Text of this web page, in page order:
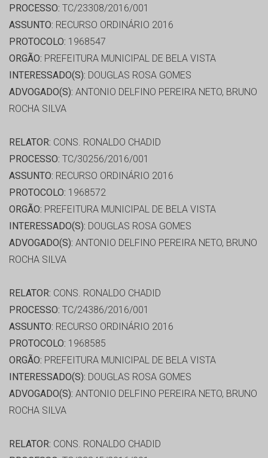
PROCESSO: TC/23308/2016/001
ASSUNTO: RECURSO ORDINÁRIO 2016
PROTOCOLO: 1968547
ORGÃO: PREFEITURA MUNICIPAL DE BELA VISTA
INTERESSADO(S): DOUGLAS ROSA GOMES
ADVOGADO(S): ANTONIO DELFINO PEREIRA NETO, BRUNO
ROCHA SILVA
RELATOR: CONS. RONALDO CHADID
PROCESSO: TC/30256/2016/001
ASSUNTO: RECURSO ORDINÁRIO 2016
PROTOCOLO: 1968572
ORGÃO: PREFEITURA MUNICIPAL DE BELA VISTA
INTERESSADO(S): DOUGLAS ROSA GOMES
ADVOGADO(S): ANTONIO DELFINO PEREIRA NETO, BRUNO
ROCHA SILVA
RELATOR: CONS. RONALDO CHADID
PROCESSO: TC/24386/2016/001
ASSUNTO: RECURSO ORDINÁRIO 2016
PROTOCOLO: 1968585
ORGÃO: PREFEITURA MUNICIPAL DE BELA VISTA
INTERESSADO(S): DOUGLAS ROSA GOMES
ADVOGADO(S): ANTONIO DELFINO PEREIRA NETO, BRUNO
ROCHA SILVA
RELATOR: CONS. RONALDO CHADID